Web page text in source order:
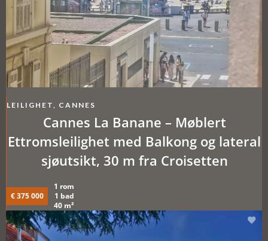
LEILIGHET, CANNES
Cannes La Banane – Møblert
Ettromsleilighet med Balkong og lateral
sjøutsikt, 30 m fra Croisetten
€ 375 000
1 rom
1 bad
40 m²